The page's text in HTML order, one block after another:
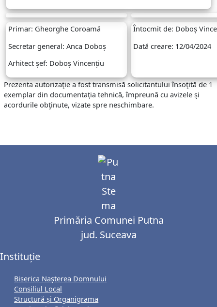
Primar: Gheorghe Coroamă
Secretar general: Anca Doboș
Arhitect șef: Doboș Vincențiu
Întocmit de: Doboș
Dată creare: 12/04/2024
Prezenta autorizaţie a fost transmisă solicitantului însoţită de 1
exemplar din documentaţia tehnică, împreună cu avizele şi
acordurile obţinute, vizate spre neschimbare.
Primăria Comunei Putna
jud. Suceava
Instituție
Biserica Nașterea Domnului
Consiliul Local
Structură și Organigrama